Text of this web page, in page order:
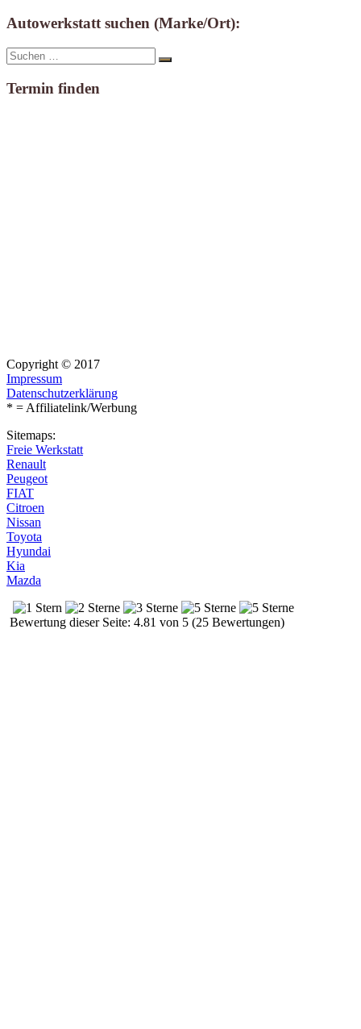
Autowerkstatt suchen (Marke/Ort):
Suche
nach:
Suchen
Termin finden
Copyright © 2017
Impressum
Datenschutzerklärung
* = Affiliatelink/Werbung
Sitemaps:
Freie Werkstatt
Renault
Peugeot
FIAT
Citroen
Nissan
Toyota
Hyundai
Kia
Mazda
Bewertung dieser Seite: 4.81 von 5 (25 Bewertungen)